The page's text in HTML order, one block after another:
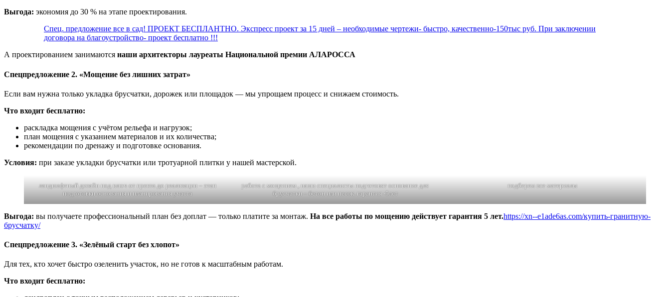
Выгода: экономия до 30 % на этапе проектирования.
Спец. предложение все в сад! ПРОЕКТ БЕСПЛАНТНО. Экспресс проект за 15 дней – необходимые чертежи- быстро, качественно-150тыс руб. При заключении
договора на благоустройство- проект бесплатно !!!
А проектированием занимаются наши архитекторы лауреаты Национальной премии АЛАРОССА
Спецпредложение 2. «Мощение без лишних затрат»
Если вам нужна только укладка брусчатки, дорожек или площадок — мы упрощаем процесс и снижаем стоимость.
Что входит бесплатно:
раскладка мощения с учётом рельефа и нагрузок;
план мощения с указанием материалов и их количества;
рекомендации по дренажу и подготовке основания.
Условия: при заказе укладки брусчатки или тротуарной плитки у нашей мастерской.
ландшафтный дизайн под ключ от пректа до реализации – этап
подготовки основания и планирования участа
работа с мощением , наши специалисты подготовят основание для
брусчатки – бетон или песок. гарантия -5лет
подберем все материалы
Выгода: вы получаете профессиональный план без доплат — только платите за монтаж. На все работы по мощению действует гарантия 5 лет.https://xn--e1ade6as.com/купить-гранитную-
брусчатку/
Спецпредложение 3. «Зелёный старт без хлопот»
Для тех, кто хочет быстро озеленить участок, но не готов к масштабным работам.
Что входит бесплатно: